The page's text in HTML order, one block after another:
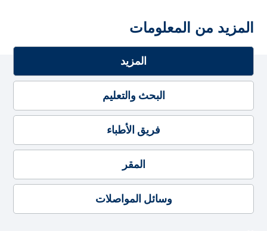
المزيد من المعلومات
المزيد
البحث والتعليم
فريق الأطباء
المقر
وسائل المواصلات